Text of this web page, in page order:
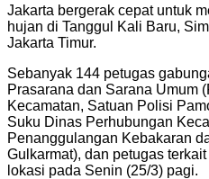
Jakarta bergerak cepat untuk
hujan di Tanggul Kali Baru,
Jakarta Timur.
Sebanyak 144 petugas
Prasarana dan Sarana Umum
Kecamatan, Satuan Polisi
Suku Dinas Perhubungan
Penanggulangan Kebakaran
Gulkarmat), dan petugas
lokasi pada Senin (25/3) pagi.